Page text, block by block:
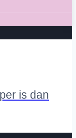
is dan